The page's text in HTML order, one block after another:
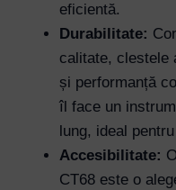
eficientă.
Durabilitate:
calitate, clestele
și performanță
îl face un
lung, ideal
Accesibilitate:
CT68 este o